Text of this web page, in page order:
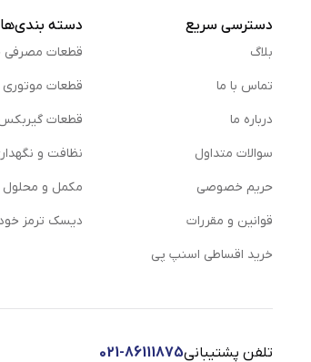
چسب 1 2 3 ترک فیک
چسب 1 2 3 ترک فیک یکی از
و... نیز می‌ توان استفاده کرد. یکی از
دسترسی سریع
بلاگ
تماس با ما
درباره ما
سوالات متداول
حریم خصوصی
قوانین و مقررات
خرید اقساطی اسنپ پی
دسته بندی‌ها
قطعات مصرفی
قطعات موتوری
قطعات
نظافت و
مكمل و محلول
دیسک ترمز
تلفن پشتیبانی021-86111875